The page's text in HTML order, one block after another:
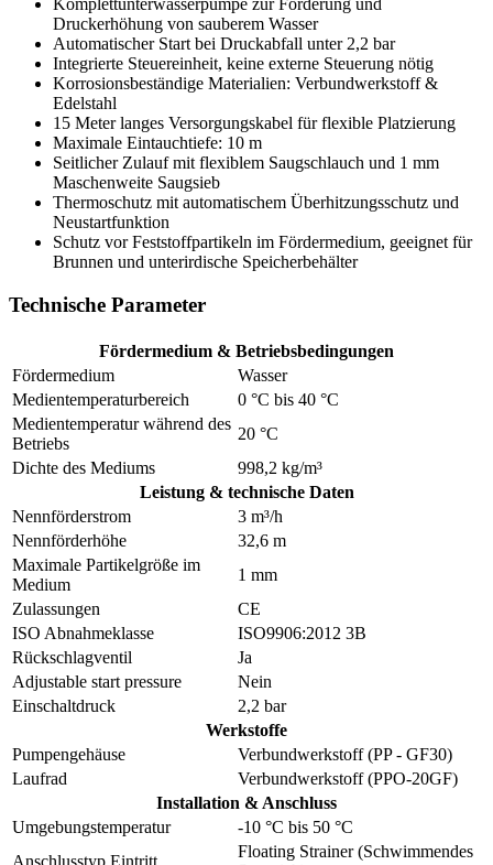
Komplettunterwasserpumpe zur Förderung und
Druckerhöhung von sauberem Wasser
Automatischer Start bei Druckabfall unter 2,2 bar
Integrierte Steuereinheit, keine externe Steuerung nötig
Korrosionsbeständige Materialien: Verbundwerkstoff &
Edelstahl
15 Meter langes Versorgungskabel für flexible Platzierung
Maximale Eintauchtiefe: 10 m
Seitlicher Zulauf mit flexiblem Saugschlauch und 1 mm
Maschenweite Saugsieb
Thermoschutz mit automatischem Überhitzungsschutz und
Neustartfunktion
Schutz vor Feststoffpartikeln im Fördermedium, geeignet für
Brunnen und unterirdische Speicherbehälter
Technische Parameter
Fördermedium & Betriebsbedingungen
Fördermedium
Wasser
Medientemperaturbereich
0 °C bis 40 °C
Medientemperatur während des
Betriebs
20 °C
Dichte des Mediums
998,2 kg/m³
Leistung & technische Daten
Nennförderstrom
3 m³/h
Nennförderhöhe
32,6 m
Maximale Partikelgröße im
Medium
1 mm
Zulassungen
CE
ISO Abnahmeklasse
ISO9906:2012 3B
Rückschlagventil
Ja
Adjustable start pressure
Nein
Einschaltdruck
2,2 bar
Werkstoffe
Pumpengehäuse
Verbundwerkstoff (PP - GF30)
Laufrad
Verbundwerkstoff (PPO-20GF)
Installation & Anschluss
Umgebungstemperatur
-10 °C bis 50 °C
Anschlusstyp Eintritt
Floating Strainer (Schwimmendes